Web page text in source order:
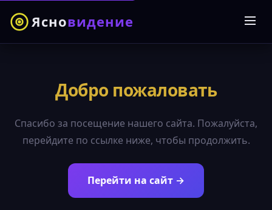
Ясновидение
Добро пожаловать
Спасибо за посещение нашего сайта. Пожалуйста,
перейдите по ссылке ниже, чтобы продолжить.
Перейти на сайт →